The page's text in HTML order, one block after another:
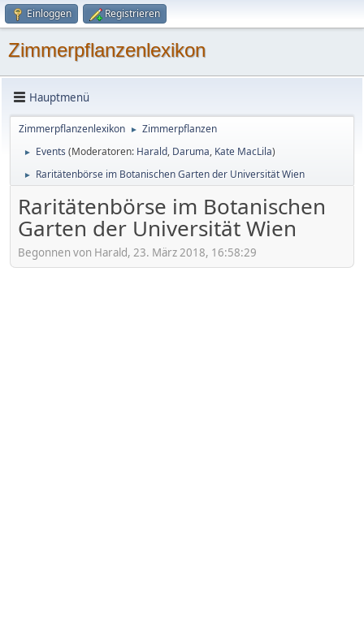
Einloggen Registrieren
Zimmerpflanzenlexikon
Hauptmenü
Zimmerpflanzenlexikon ► Zimmerpflanzen
► Events (Moderatoren: Harald, Daruma, Kate MacLila)
► Raritätenbörse im Botanischen Garten der Universität Wien
Raritätenbörse im Botanischen
Garten der Universität Wien
Begonnen von Harald, 23. März 2018, 16:58:29